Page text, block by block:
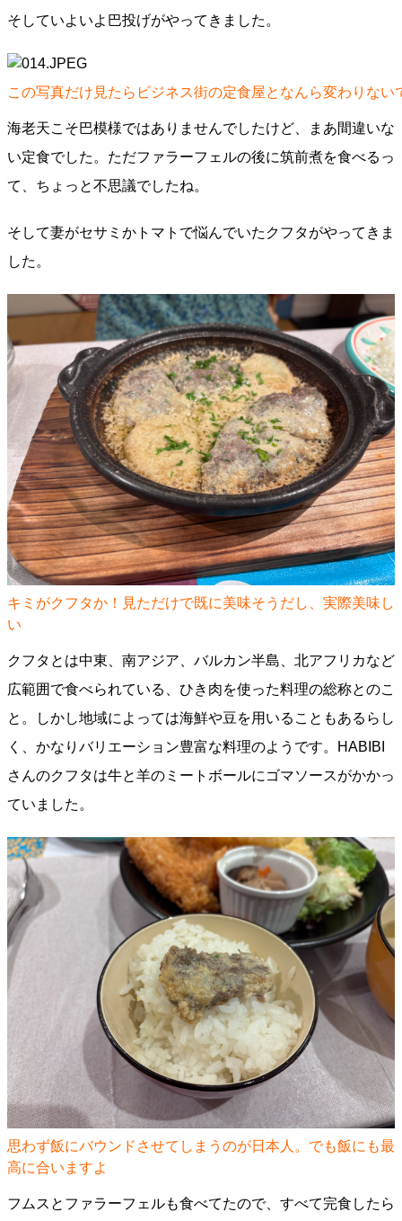
そしていよいよ巴投げがやってきました。
この写真だけ見たらビジネス街の定食屋となんら変わりない
海老天こそ巴模様ではありませんでしたけど、まあ間違いな
い定食でした。ただファラーフェルの後に筑前煮を食べるっ
て、ちょっと不思議でしたね。
そして妻がセサミかトマトで悩んでいたクフタがやってきま
した。
キミがクフタか！見ただけで既に美味そうだし、実際美味し
い
クフタとは中東、南アジア、バルカン半島、北アフリカなど
広範囲で食べられている、ひき肉を使った料理の総称とのこ
と。しかし地域によっては海鮮や豆を用いることもあるらし
く、かなりバリエーション豊富な料理のようです。HABIBI
さんのクフタは牛と羊のミートボールにゴマソースがかかっ
ていました。
思わず飯にバウンドさせてしまうのが日本人。でも飯にも最
高に合いますよ
フムスとファラーフェルも食べてたので、すべて完食したら